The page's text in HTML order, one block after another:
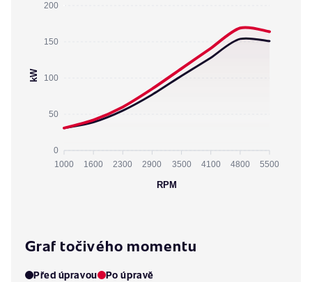
200
150
100
50
0
kW
1000 1600 2300 2900 3500 4100 4800 5500
RPM
Graf točivého momentu
Před úpravou Po úpravě